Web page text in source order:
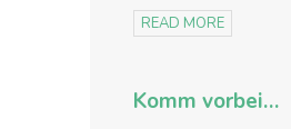
READ MORE
Komm vorbei…